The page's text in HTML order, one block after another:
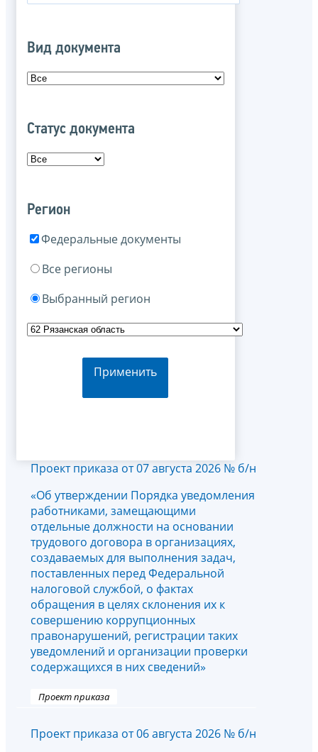
Вид документа
Статус документа
Регион
Федеральные документы
Все регионы
Выбранный регион
Применить
Проект приказа от 07 августа 2026 № б/н
«Об утверждении Порядка уведомления
работниками, замещающими
отдельные должности на основании
трудового договора в организациях,
создаваемых для выполнения задач,
поставленных перед Федеральной
налоговой службой, о фактах
обращения в целях склонения их к
совершению коррупционных
правонарушений, регистрации таких
уведомлений и организации проверки
содержащихся в них сведений»
Проект приказа
Проект приказа от 06 августа 2026 № б/н